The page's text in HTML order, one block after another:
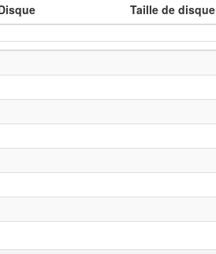
Taille de disque